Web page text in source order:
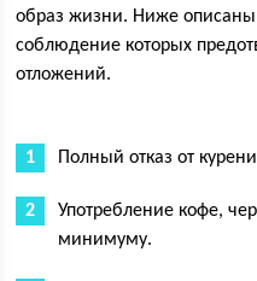
образ жизни. Ниже
соблюдение которых
отложений.
Полный отказ от
Употребление кофе,
минимуму.